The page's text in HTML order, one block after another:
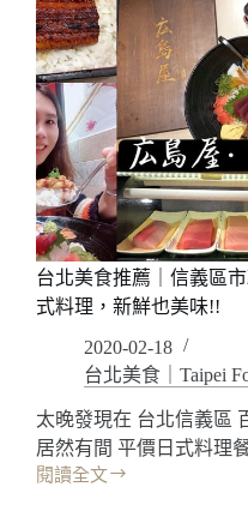
台北美食推薦｜信義區
式料理，新鮮也美味!!
2020-02-18
台北美食｜Taipei
太晚發現在 台北信義區
居然有間 平價日式料理
閱讀全文
台